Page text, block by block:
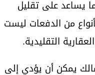
يساعد على تقليل
من الدفعات ليست
التقليدية.
يمكن أن يؤدي إلى